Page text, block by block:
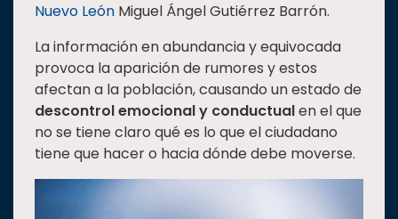
Estudiantes
Rectoría
Investigación
Internacionalización
Responsabilidad
social
Vinculación
Historia
Nuevo León Miguel Ángel Gutiérrez Barrón.
La información en abundancia y equivocada
provoca la aparición de rumores y estos
afectan a la población, causando un estado de
descontrol emocional y conductualen el que
no se tiene claro qué es lo que el ciudadano
tiene que hacer o hacia dónde debe moverse.